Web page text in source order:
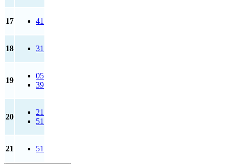
17 41
18 31
19
05
39
20
21
51
21 51